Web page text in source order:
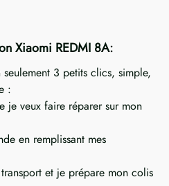
Xiaomi REDMI 8A:
seulement 3 petits clics, simple,
:
je veux faire réparer sur mon
en remplissant mes
et je prépare mon colis